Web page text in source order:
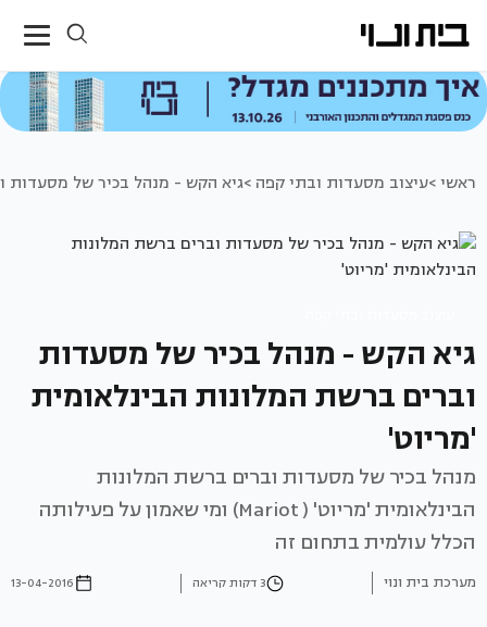
ראשי >עיצוב מסעדות ובתי קפה >גיא הקש - מנהל בכיר של מסעדות
גיא הקש - מנהל בכיר של מסעדות
וברים ברשת המלונות הבינלאומית
'מריוט'
מנהל בכיר של מסעדות וברים ברשת המלונות
הבינלאומית 'מריוט' ( Mariot) ומי שאמון על פעילותה
הכלל עולמית בתחום זה
מערכת בית ונוי 3 דקות קריאה 13-04-2016